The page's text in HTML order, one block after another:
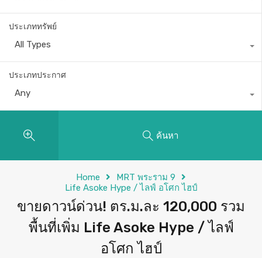
ประเภททรัพย์
All Types
ประเภทประกาศ
Any
ค้นหา
Home
MRT พระราม 9
Life Asoke Hype / ไลฟ์ อโศก ไฮป์
ขายดาวน์ด่วน! ตร.ม.ละ 120,000 รวม
พื้นที่เพิ่ม Life Asoke Hype / ไลฟ์
อโศก ไฮป์